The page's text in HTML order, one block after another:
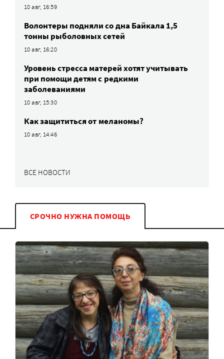
10 авг, 16:59
Волонтеры подняли со дна Байкала 1,5
тонны рыболовных сетей
10 авг, 16:20
Уровень стресса матерей хотят учитывать
при помощи детям с редкими
заболеваниями
10 авг, 15:30
Как защититься от меланомы?
10 авг, 14:46
ВСЕ НОВОСТИ
СРОЧНО НУЖНА ПОМОЩЬ